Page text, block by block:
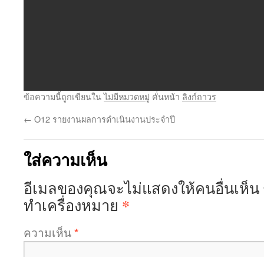
ข้อความนี้ถูกเขียนในไม่มีหมวดหมู่ คั่นหน้า ลิงก์ถาวร
← O12 รายงานผลการดำเนินงานประจำปี
ใส่ความเห็น
อีเมลของคุณจะไม่แสดงให้คนอื่นเห็น
ทำเครื่องหมาย *
ความเห็น*